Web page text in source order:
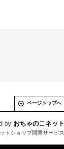
ページトップへ
by おちゃのこネット
トショップ開業サービス